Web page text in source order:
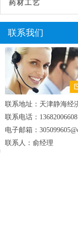
药材工艺
联系我们
联系地址：天津静海经
联系电话：13682006608
电子邮箱：
联系人：俞经理